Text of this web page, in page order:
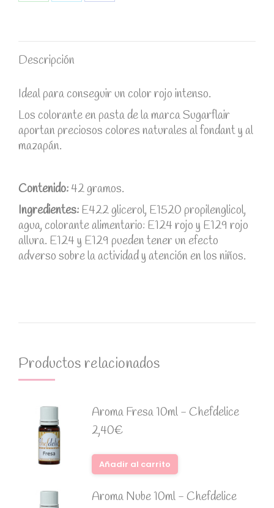
Descripción
Ideal para conseguir un color rojo intenso.
Los colorante en pasta de la marca Sugarflair
aportan preciosos colores naturales al fondant y al
mazapán.
Contenido:42 gramos.
Ingredientes:E422 glicerol, E1520 propilenglicol,
agua, colorante alimentario: E124 rojo y E129 rojo
allura. E124 y E129 pueden tener un efecto
adverso sobre la actividad y atención en los niños.
Productos relacionados
Aroma Fresa 10ml - Chefdelice
2,40€
Añadir al carrito
Aroma Nube 10ml - Chefdelice